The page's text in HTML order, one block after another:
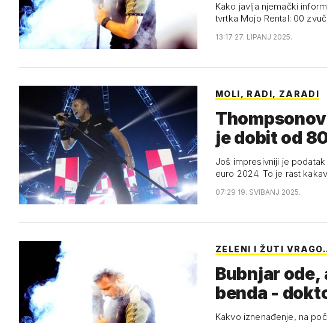
Kako javlja njemački
tvrtka Mojo Rental: 00
13:17 27. LIPANJ 2025.
MOLI, RADI, ZARADI
je dobit od
Još impresivniji je
euro 2024. To je rast
07:29 19. SVIBANJ 2025.
ZELENI I ŽUTI
Bubnjar
benda -
Kakvo iznenađenje, na